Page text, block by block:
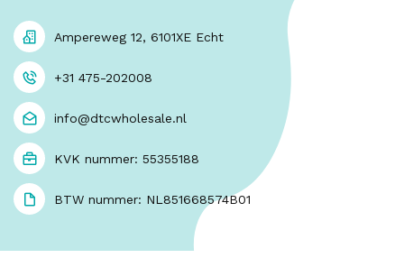
Ampereweg 12, 6101XE Echt
+31 475-202008
info@dtcwholesale.nl
KVK nummer: 55355188
BTW nummer: NL851668574B01